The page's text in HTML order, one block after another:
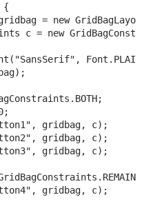
{
= new
c = new
gridbag, c);
gridbag, c);
gridbag, c);
gridbag, c);